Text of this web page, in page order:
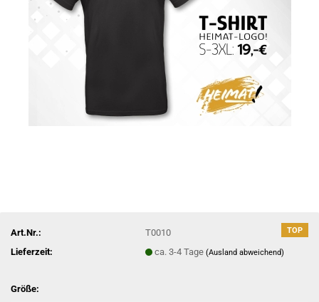
TOP
Art.Nr.:
T0010
Lieferzeit:
ca. 3-4 Tage(Ausland abweichend)
Größe: